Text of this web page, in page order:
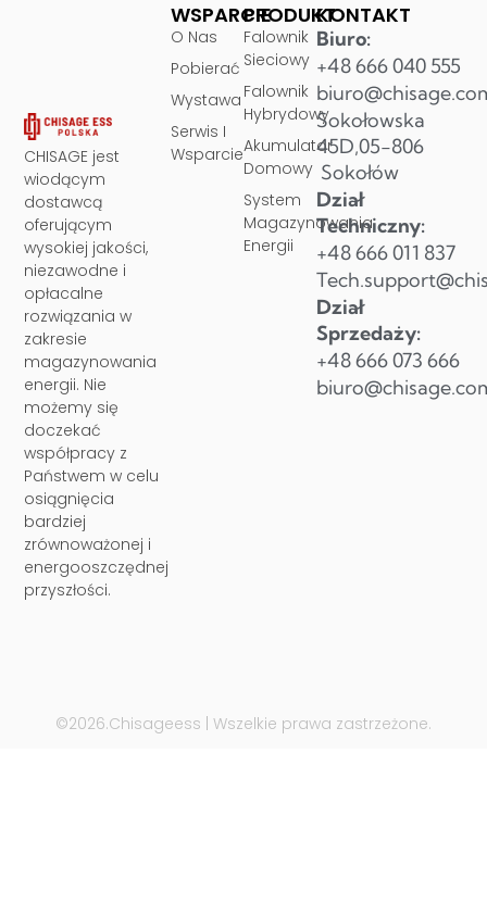
CHISAGE jest
wiodącym
dostawcą
oferującym
wysokiej jakości,
niezawodne i
opłacalne
rozwiązania w
zakresie
magazynowania
energii. Nie
możemy się
doczekać
współpracy z
Państwem w celu
osiągnięcia
bardziej
zrównoważonej i
energooszczędnej
przyszłości.
PRODUKT
Falownik
Sieciowy
Falownik
Hybrydowy
Akumulator
Domowy
System
Magazynowania
Energii
WSPARCIE
O Nas
Pobierać
Wystawa
Serwis I
Wsparcie
KONTAKT
Biuro:
+48 666 040 555
Sokołowska
45D,05-806
Sokołów
Dział
Techniczny:
+48 666 011 837
Dział
Sprzedaży:
+48 666 073 666
©2026.Chisageess | Wszelkie prawa zastrzeżone.